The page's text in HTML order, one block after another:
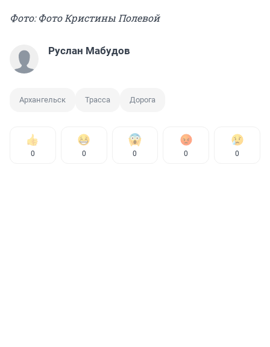
Фото: Фото Кристины Полевой
Руслан Мабудов
Архангельск Трасса Дорога
0 0 0 0 0